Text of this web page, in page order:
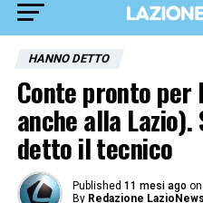
HANNO DETTO
Conte pronto
anche alla
detto il tecnico
Published 11 mesi ago on
By Redazione